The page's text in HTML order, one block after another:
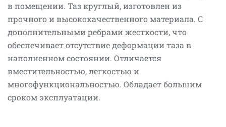
в помещении. Таз круглый, изготовлен из
прочного и высококачественного материала. С
дополнительными ребрами жесткости, что
обеспечивает отсутствие деформации таза в
наполненном состоянии. Отличается
вместительностью, легкостью и
многофункциональностью. Обладает большим
сроком эксплуатации.